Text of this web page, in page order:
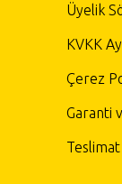
Üyelik
KVKK
Çerez
Garanti
Teslimat